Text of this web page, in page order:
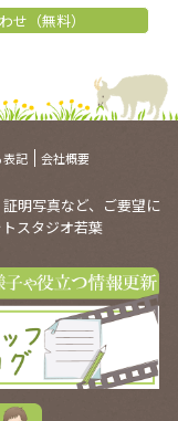
せ（無料）
表記 会社概要
明写真など、ご要望に
スタジオ若葉